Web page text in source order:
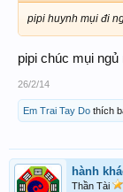
pipi huynh mụi đi
pipi chúc mụi ngủ
26/2/14
Em Trai Tay Do thích
hành
Thần Tài